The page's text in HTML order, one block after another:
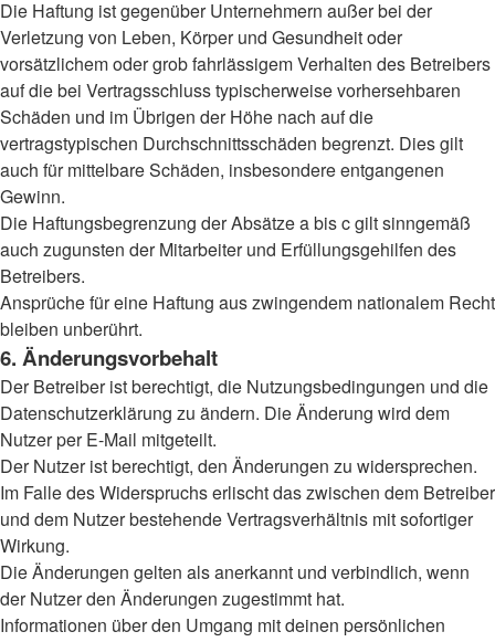
Die Haftung ist gegenüber Unternehmern außer bei der
Verletzung von Leben, Körper und Gesundheit oder
vorsätzlichem oder grob fahrlässigem Verhalten des Betreibers
auf die bei Vertragsschluss typischerweise vorhersehbaren
Schäden und im Übrigen der Höhe nach auf die
vertragstypischen Durchschnittsschäden begrenzt. Dies gilt
auch für mittelbare Schäden, insbesondere entgangenen
Gewinn.
Die Haftungsbegrenzung der Absätze a bis c gilt sinngemäß
auch zugunsten der Mitarbeiter und Erfüllungsgehilfen des
Betreibers.
Ansprüche für eine Haftung aus zwingendem nationalem Recht
bleiben unberührt.
6. Änderungsvorbehalt
Der Betreiber ist berechtigt, die Nutzungsbedingungen und die
Datenschutzerklärung zu ändern. Die Änderung wird dem
Nutzer per E-Mail mitgeteilt.
Der Nutzer ist berechtigt, den Änderungen zu widersprechen.
Im Falle des Widerspruchs erlischt das zwischen dem Betreiber
und dem Nutzer bestehende Vertragsverhältnis mit sofortiger
Wirkung.
Die Änderungen gelten als anerkannt und verbindlich, wenn
der Nutzer den Änderungen zugestimmt hat.
Informationen über den Umgang mit deinen persönlichen